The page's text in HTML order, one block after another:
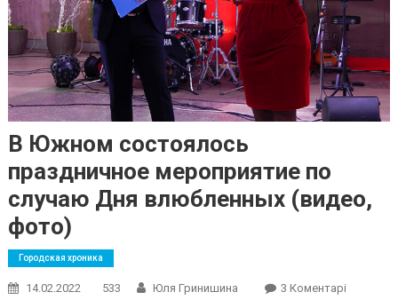
В Южном состоялось
праздничное мероприятие по
случаю Дня влюбленных (видео,
фото)
Городская хроника
14.02.2022 533 Юля Гринишина 3 КоментаріДо